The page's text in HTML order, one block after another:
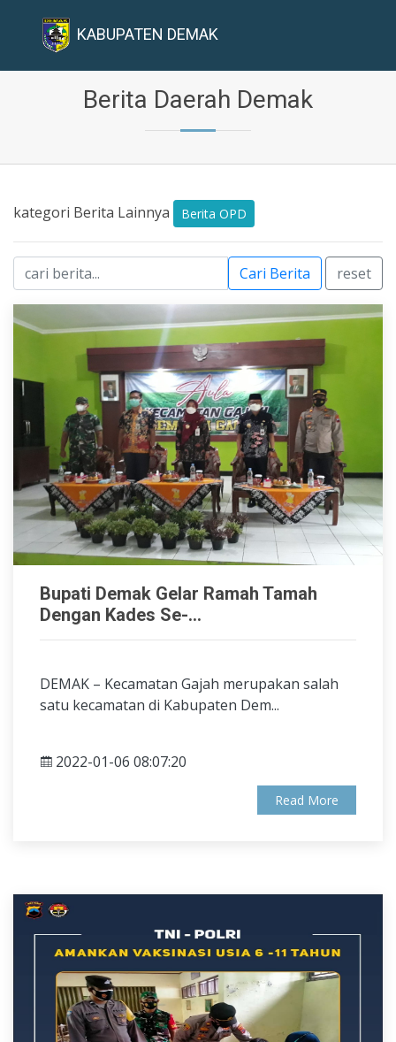
KABUPATEN DEMAK
Berita Daerah Demak
kategori Berita Lainnya Berita OPD
Cari Berita reset
Bupati Demak Gelar Ramah Tamah
Dengan Kades Se-...
DEMAK – Kecamatan Gajah merupakan salah
satu kecamatan di Kabupaten Dem...
2022-01-06 08:07:20
Read More